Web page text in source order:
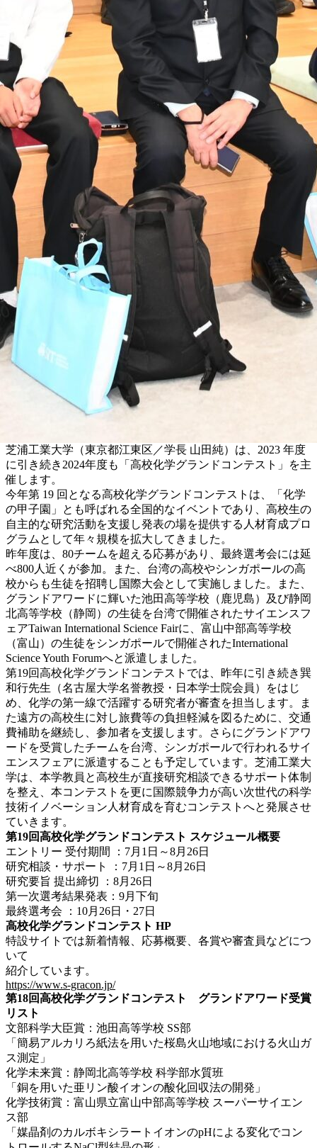
芝浦工業大学（東京都江東区／学長 山田純）は、2023 年度
に引き続き2024年度も「高校化学グランドコンテスト」を主
催します。
今年第 19 回となる高校化学グランドコンテストは、「化学
の甲子園」とも呼ばれる全国的なイベントであり、高校生の
自主的な研究活動を支援し発表の場を提供する人材育成プロ
グラムとして年々規模を拡大してきました。
昨年度は、80チームを超える応募があり、最終選考会には延
べ800人近くが参加。また、台湾の高校やシンガポールの高
校からも生徒を招聘し国際大会として実施しました。また、
グランドアワードに輝いた池田高等学校（鹿児島）及び静岡
北高等学校（静岡）の生徒を台湾で開催されたサイエンスフ
ェアTaiwan International Science Fairに、富山中部高等学校
（富山）の生徒をシンガポールで開催されたInternational
Science Youth Forumへと派遣しました。
第19回高校化学グランドコンテストでは、昨年に引き続き巽
和行先生（名古屋大学名誉教授・日本学士院会員）をはじ
め、化学の第一線で活躍する研究者が審査を担当します。ま
た遠方の高校生に対し旅費等の負担軽減を図るために、交通
費補助を継続し、参加者を支援します。さらにグランドアワ
ードを受賞したチームを台湾、シンガポールで行われるサイ
エンスフェアに派遣することも予定しています。芝浦工業大
学は、本学教員と高校生が直接研究相談できるサポート体制
を整え、本コンテストを更に国際競争力が高い次世代の科学
技術イノベーション人材育成を育むコンテストへと発展させ
ていきます。
第19回高校化学グランドコンテスト スケジュール概要
エントリー 受付期間 ：7月1日～8月26日
研究相談・サポート ：7月1日～8月26日
研究要旨 提出締切 ：8月26日
第一次選考結果発表：9月下旬
最終選考会 ：10月26日・27日
高校化学グランドコンテスト HP
特設サイトでは新着情報、応募概要、各賞や審査員などにつ
いて
紹介しています。
https://www.s-gracon.jp/
第18回高校化学グランドコンテスト グランドアワード受賞
リスト
文部科学大臣賞：池田高等学校 SS部
「簡易アルカリろ紙法を用いた桜島火山地域における火山ガ
ス測定」
化学未来賞：静岡北高等学校 科学部水質班
「銅を用いた亜リン酸イオンの酸化回収法の開発」
化学技術賞：富山県立富山中部高等学校 スーパーサイエン
ス部
「媒晶剤のカルボキシラートイオンのpHによる変化でコン